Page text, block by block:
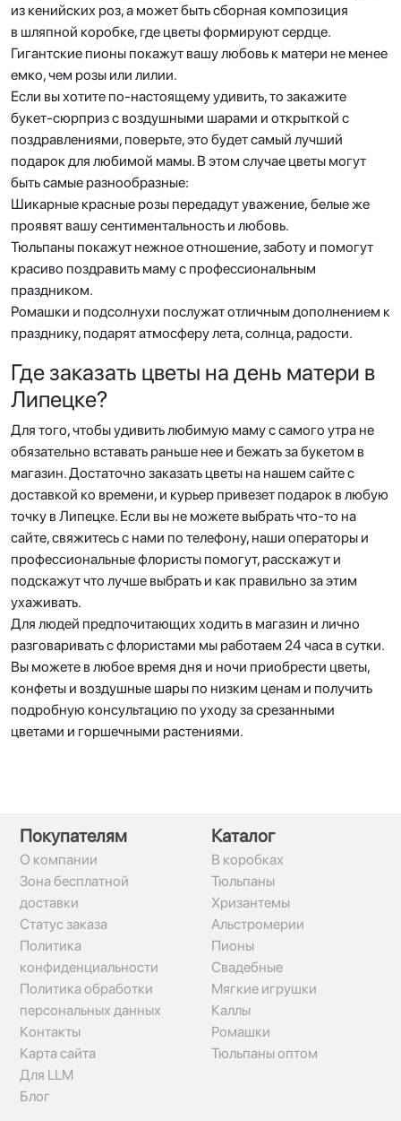
из кенийских роз, а может быть сборная композиция
в шляпной коробке, где цветы формируют сердце.
Гигантские пионы покажут вашу любовь к матери не менее
емко, чем розы или лилии.
Если вы хотите по-настоящему удивить, то закажите
букет-сюрприз с воздушными шарами и открыткой с
поздравлениями, поверьте, это будет самый лучший
подарок для любимой мамы. В этом случае цветы могут
быть самые разнообразные:
Шикарные красные розы передадут уважение, белые же
проявят вашу сентиментальность и любовь.
Тюльпаны покажут нежное отношение, заботу и помогут
красиво поздравить маму с профессиональным
праздником.
Ромашки и подсолнухи послужат отличным дополнением к
празднику, подарят атмосферу лета, солнца, радости.
Где заказать цветы на день матери в
Липецке?
Для того, чтобы удивить любимую маму с самого утра не
обязательно вставать раньше нее и бежать за букетом в
магазин. Достаточно заказать цветы на нашем сайте с
доставкой ко времени, и курьер привезет подарок в любую
точку в Липецке. Если вы не можете выбрать что-то на
сайте, свяжитесь с нами по телефону, наши операторы и
профессиональные флористы помогут, расскажут и
подскажут что лучше выбрать и как правильно за этим
ухаживать.
Для людей предпочитающих ходить в магазин и лично
разговаривать с флористами мы работаем 24 часа в сутки.
Вы можете в любое время дня и ночи приобрести цветы,
конфеты и воздушные шары по низким ценам и получить
подробную консультацию по уходу за срезанными
цветами и горшечными растениями.
Покупателям
О компании
Зона бесплатной
доставки
Статус заказа
Политика
конфиденциальности
Политика обработки
персональных данных
Контакты
Карта сайта
Для LLM
Блог
Каталог
В коробках
Тюльпаны
Хризантемы
Альстромерии
Пионы
Свадебные
Мягкие игрушки
Каллы
Ромашки
Тюльпаны оптом